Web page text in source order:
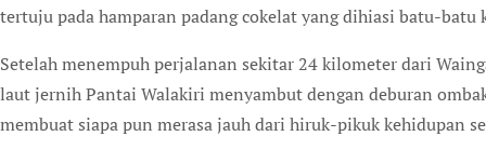
tertuju pada hamparan padang cokelat yang dihiasi batu-batu
Setelah menempuh perjalanan sekitar 24 kilometer dari
laut jernih Pantai Walakiri menyambut dengan deburan
membuat siapa pun merasa jauh dari hiruk-pikuk kehidupan